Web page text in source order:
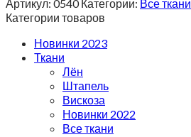
Артикул: 0540 Категории: Все ткани
Категории товаров
Новинки 2023
Ткани
Лён
Штапель
Вискоза
Новинки 2022
Все ткани